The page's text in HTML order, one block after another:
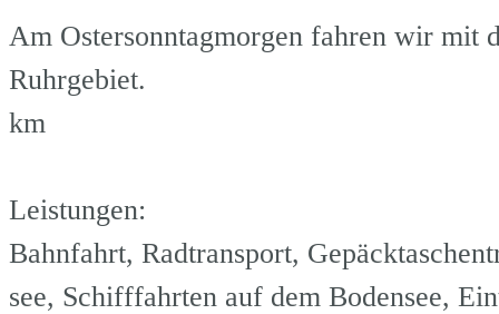
Am Ostersonntagmorgen fahren wir mit
km
Leistungen:
Bahnfahrt, Radtransport,
see, Schifffahrten auf dem Bodensee,